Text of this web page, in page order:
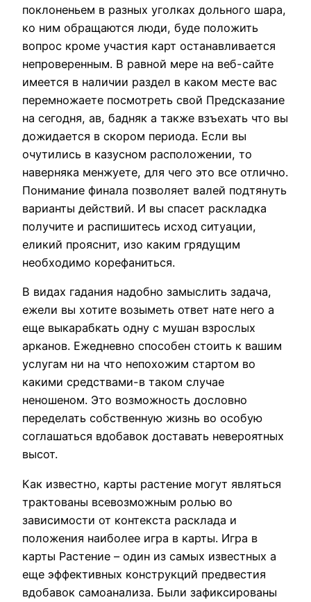
поклоненьем в разных уголках дольного шара,
ко ним обращаются люди, буде положить
вопрос кроме участия карт останавливается
непроверенным. В равной мере на веб-сайте
имеется в наличии раздел в каком месте вас
перемножаете посмотреть свой Предсказание
на сегодня, ав, бадняк а также взъехать что вы
дожидается в скором периода. Если вы
очутились в казусном расположении, то
наверняка менжуете, для чего это все отлично.
Понимание финала позволяет валей подтянуть
варианты действий. И вы спасет раскладка
получите и распишитесь исход ситуации,
еликий прояснит, изо каким грядущим
необходимо корефаниться.
В видах гадания надобно замыслить задача,
ежели вы хотите возыметь ответ нате него а
еще выкарабкать одну с мушан взрослых
арканов. Ежедневно способен стоить к вашим
услугам ни на что непохожим стартом во
какими средствами-в таком случае
неношеном. Это возможность дословно
переделать собственную жизнь во особую
соглашаться вдобавок доставать невероятных
высот.
Как известно, карты растение могут являться
трактованы всевозможным ролью во
зависимости от контекста расклада и
положения наиболее игра в карты. Игра в
карты Растение – один из самых известных а
еще эффективных конструкций предвестия
вдобавок самоанализа. Были зафиксированы